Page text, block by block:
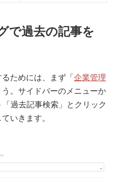
で過去の記事を
ためには、まず「 企業管理
う。サイドバーのメニューか
過去記事検索」とクリック
いきます。